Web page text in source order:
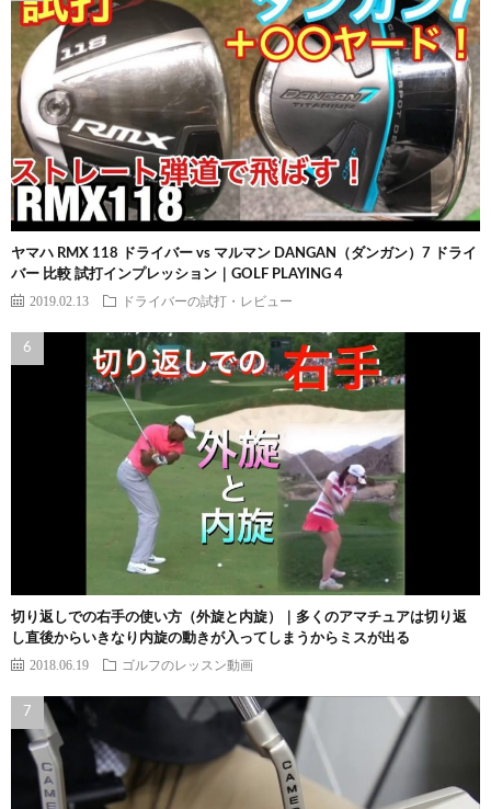
ヤマハ RMX 118 ドライバー vs マルマン DANGAN（ダンガン）7 ドライ
バー 比較 試打インプレッション｜GOLF PLAYING 4
2019.02.13 ドライバーの試打・レビュー
切り返しでの右手の使い方（外旋と内旋）｜多くのアマチュアは切り返
し直後からいきなり内旋の動きが入ってしまうからミスが出る
2018.06.19 ゴルフのレッスン動画